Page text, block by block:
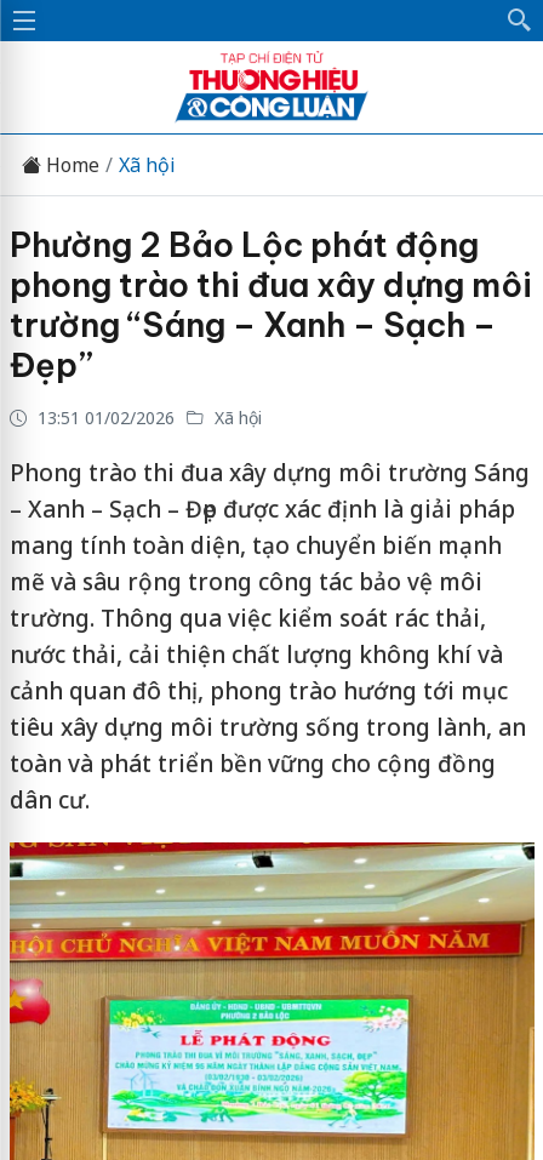
Home Xã hội
Phường 2 Bảo Lộc phát động
phong trào thi đua xây dựng môi
trường “Sáng – Xanh – Sạch –
Đẹp”
13:51 01/02/2026 Xã hội
Phong trào thi đua xây dựng môi trường Sáng
– Xanh – Sạch – Đẹp được xác định là giải pháp
mang tính toàn diện, tạo chuyển biến mạnh
mẽ và sâu rộng trong công tác bảo vệ môi
trường. Thông qua việc kiểm soát rác thải,
nước thải, cải thiện chất lượng không khí và
cảnh quan đô thị, phong trào hướng tới mục
tiêu xây dựng môi trường sống trong lành, an
toàn và phát triển bền vững cho cộng đồng
dân cư.